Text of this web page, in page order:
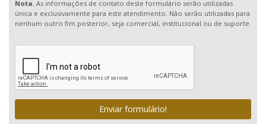
Nota. As informações de contato deste formulário serão utilizadas
única e exclusivamente para este atendimento. Não serão utilizadas para
nenhum outro fim posterior, seja comercial, institucional ou de suporte.
Enviar formulário!